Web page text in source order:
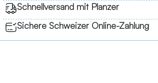
Schnellversand mit Planzer
Sichere Schweizer Online-Zahlung